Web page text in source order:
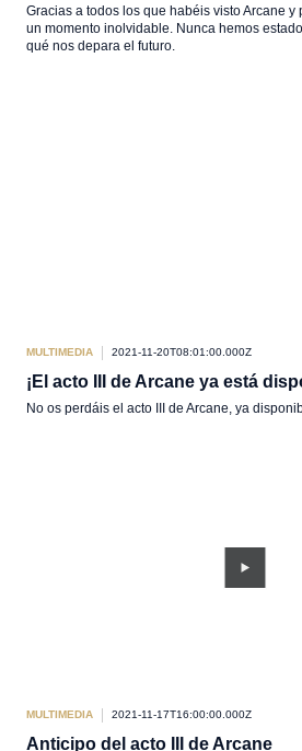
Gracias a todos los que habéis visto Arcane
un momento inolvidable. Nunca hemos
qué nos depara el futuro.
MULTIMEDIA 2021-11-20T08:01:00.000Z
¡El acto III de Arcane ya está
No os perdáis el acto III de Arcane, ya
MULTIMEDIA 2021-11-17T16:00:00.000Z
Anticipo del acto III de Arcane